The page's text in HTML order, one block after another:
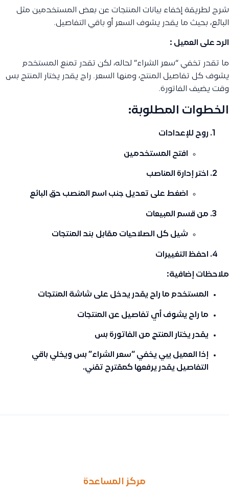
شرح لطريقة إخفاء بيانات المنتجات عن بعض المستخدمين مثل
البائع، بحيث ما يقدر يشوف السعر أو باقي التفاصيل.
الرد على العميل :
ما تقدر تخفي “سعر الشراء” لحاله، لكن تقدر تمنع المستخدم
يشوف كل تفاصيل المنتج، ومنها السعر. راح يقدر يختار المنتج بس
وقت يضيف الفاتورة.
الخطوات المطلوبة:
روح للإعدادات
افتح المستخدمين
اختر إدارة المناصب
اضغط على تعديل جنب اسم المنصب حق البائع
من قسم المبيعات
شيل كل الصلاحيات مقابل بند المنتجات
احفظ التغييرات
ملاحظات إضافية:
المستخدم ما راح يقدر يدخل على شاشة المنتجات
ما راح يشوف أي تفاصيل عن المنتجات
يقدر يختار المنتج من الفاتورة بس
إذا العميل يبي يخفي “سعر الشراء” بس ويخلي باقي
التفاصيل يقدر يرفعها كمقترح تقني.
مركز المساعدة